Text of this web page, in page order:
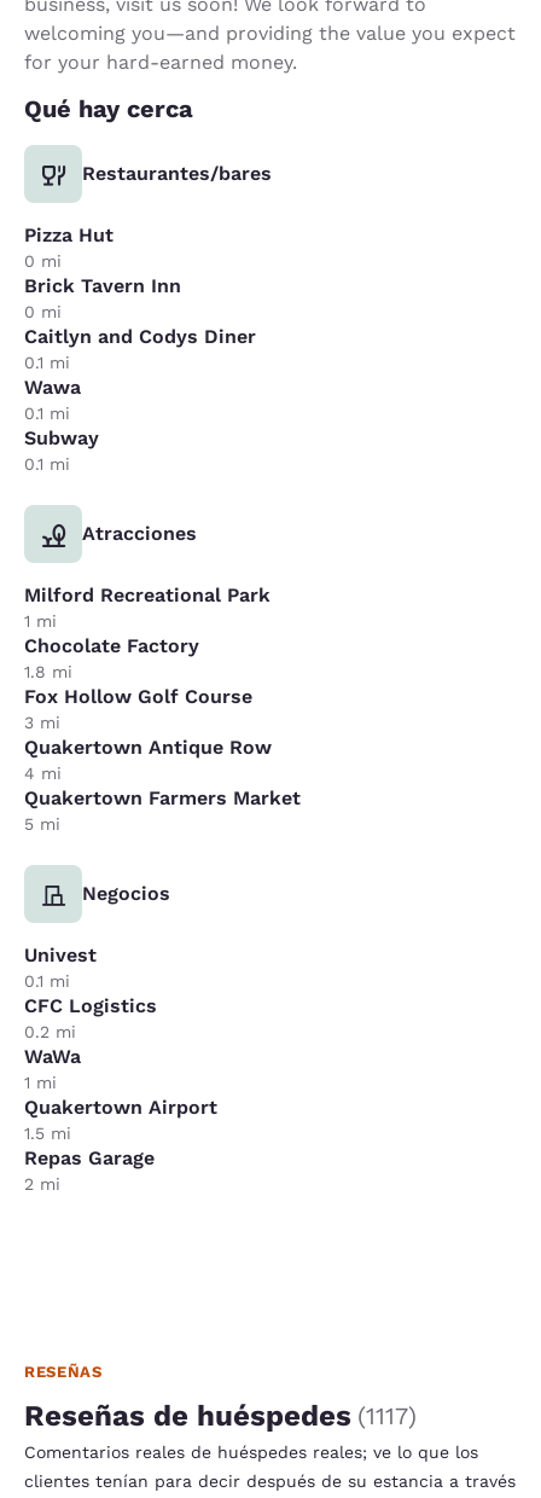
welcoming you—and providing the value you expect
for your hard-earned money.
Qué hay cerca
Restaurantes/bares
Pizza Hut
0 mi
Brick Tavern Inn
0 mi
Caitlyn and Codys Diner
0.1 mi
Wawa
0.1 mi
Subway
0.1 mi
Atracciones
Milford Recreational Park
1 mi
Chocolate Factory
1.8 mi
Fox Hollow Golf Course
3 mi
Quakertown Antique Row
4 mi
Quakertown Farmers Market
5 mi
Negocios
Univest
0.1 mi
CFC Logistics
0.2 mi
WaWa
1 mi
Quakertown Airport
1.5 mi
Repas Garage
2 mi
RESEÑAS
Reseñas de huéspedes (1117)
Comentarios reales de huéspedes reales; ve lo que los
clientes tenían para decir después de su estancia a través